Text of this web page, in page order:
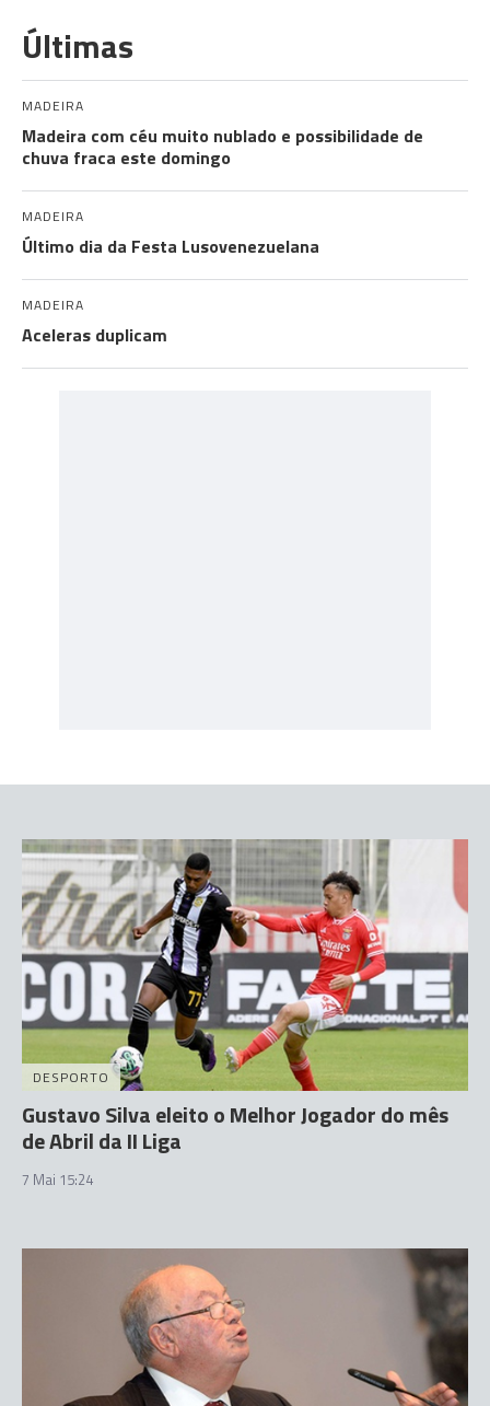
Últimas
MADEIRA
Madeira com céu muito nublado e possibilidade de
chuva fraca este domingo
MADEIRA
Último dia da Festa Lusovenezuelana
MADEIRA
Aceleras duplicam
DESPORTO
Gustavo Silva eleito o Melhor Jogador do mês
de Abril da II Liga
7 Mai 15:24